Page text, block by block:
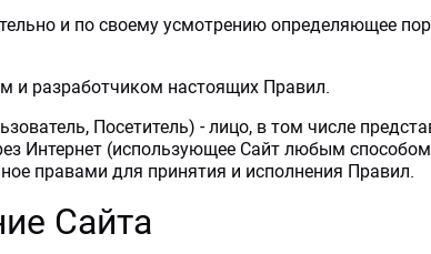
и по своему усмотрению определяющее
и разработчиком настоящих Правил.
Посетитель) - лицо, в том числе
Интернет (использующее Сайт любым
правами для принятия и исполнения Правил.
Сайта